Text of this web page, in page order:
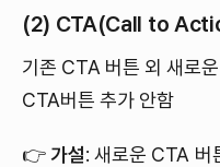
(2) CTA(Call to
기존 CTA 버튼 외 새로
CTA버튼 추가 안함
👉가설: 새로운 CTA 버